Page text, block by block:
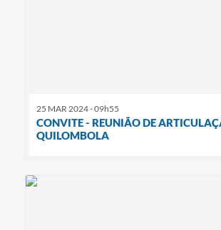
25 MAR 2024 - 09h55
CONVITE - REUNIÃO DE
QUILOMBOLA